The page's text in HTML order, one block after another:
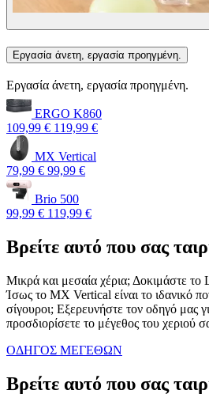
Εργασία άνετη, εργασία προηγμένη.
Εργασία άνετη, εργασία προηγμένη.
ERGO K860
109,99 € 119,99 €
MX Vertical
79,99 € 99,99 €
Brio 500
99,99 € 119,99 €
Βρείτε αυτό που σας
Μικρά και μεσαία χέρια; Δοκιμάστε
Ίσως το MX Vertical είναι το ιδανικό
σίγουροι; Εξερευνήστε τον οδηγό μας
προσδιορίσετε το μέγεθος του χεριού
ΟΔΗΓΟΣ ΜΕΓΕΘΩΝ
Βρείτε αυτό που σας